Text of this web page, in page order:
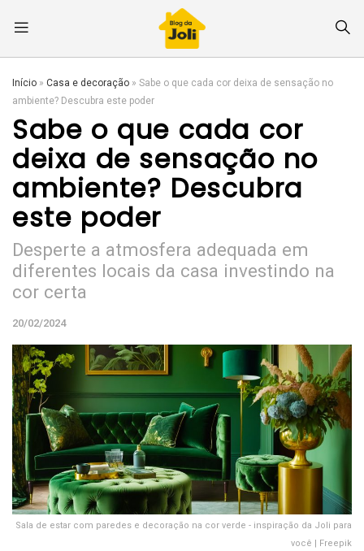
Início » Casa e decoração » Sabe o que cada cor deixa de sensação no
ambiente? Descubra este poder
Sabe o que cada cor
deixa de sensação no
ambiente? Descubra
este poder
Desperte a atmosfera adequada em
diferentes locais da casa investindo na
cor certa
20/02/2024
Sala de estar com paredes e decoração na cor verde - inspiração da Joli para
você | Freepik